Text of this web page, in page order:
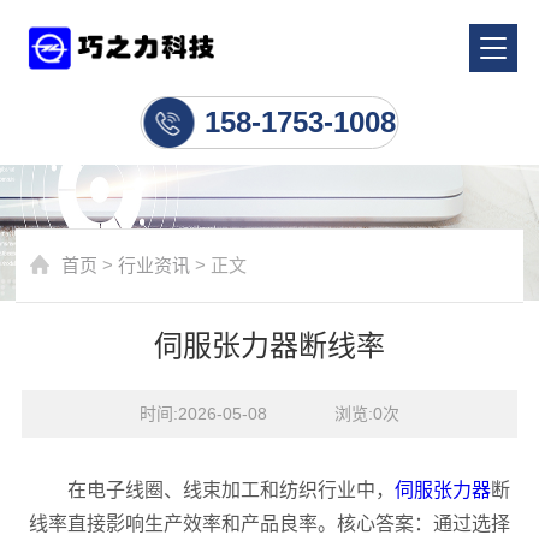
158-1753-1008
首页 >行业资讯 > 正文
伺服张力器断线率
时间:2026-05-08    浏览:0次
在电子线圈、线束加工和纺织行业中， 伺服张力器断
线率直接影响生产效率和产品良率。核心答案：通过选择